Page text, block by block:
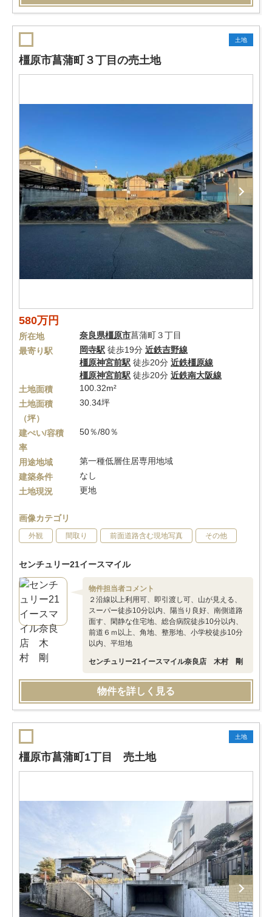
土地
橿原市菖蒲町３丁目の売土地
580万円
所在地 奈良県橿原市菖蒲町３丁目
最寄り駅
岡寺駅 徒歩19分 近鉄吉野線
橿原神宮前駅 徒歩20分 近鉄橿原線
橿原神宮前駅 徒歩20分 近鉄南大阪線
土地面積
100.32m²
土地面積
（坪）
30.34坪
建ぺい/容積
率
50％/80％
用途地域
第一種低層住居専用地域
建築条件
なし
土地現況
更地
画像カテゴリ
外観 間取り 前面道路含む現地写真 その他
センチュリー21イースマイル
物件担当者コメント
２沿線以上利用可、即引渡し可、山が見える、
スーパー徒歩10分以内、陽当り良好、南側道路
面す、閑静な住宅地、総合病院徒歩10分以内、
前道６ｍ以上、角地、整形地、小学校徒歩10分
以内、平坦地
センチュリー21イースマイル奈良店 木村 剛
物件を詳しく見る
土地
橿原市菖蒲町1丁目 売土地